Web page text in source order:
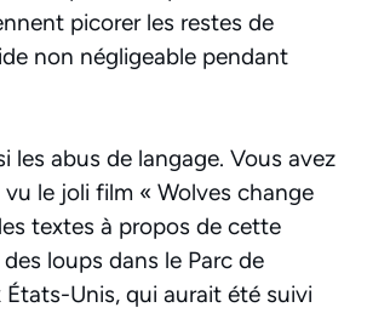
picorer les restes de
non négligeable pendant
les abus de langage. Vous avez
le joli film « Wolves change
textes à propos de cette
loups dans le Parc de
États-Unis, qui aurait été suivi